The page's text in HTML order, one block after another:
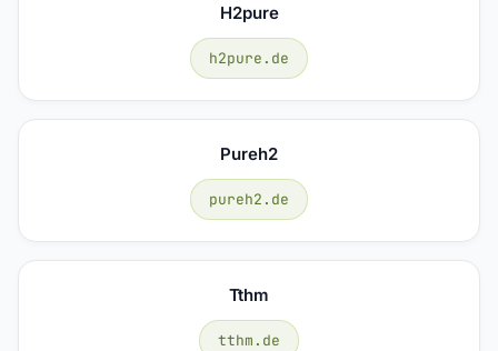
H2pure
h2pure.de
Pureh2
pureh2.de
Tthm
tthm.de